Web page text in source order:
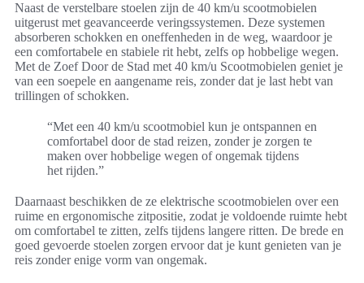
Naast de verstelbare stoelen zijn de 40 km/u scootmobielen
uitgerust met geavanceerde veringssystemen. Deze systemen
absorberen schokken en oneffenheden in de weg, waardoor je
een comfortabele en stabiele rit hebt, zelfs op hobbelige wegen.
Met de Zoef Door de Stad met 40 km/u Scootmobielen geniet je
van een soepele en aangename reis, zonder dat je last hebt van
trillingen of schokken.
“Met een 40 km/u scootmobiel kun je ontspannen en
comfortabel door de stad reizen, zonder je zorgen te
maken over hobbelige wegen of ongemak tijdens
het rijden.”
Daarnaast beschikken de ze elektrische scootmobielen over een
ruime en ergonomische zitpositie, zodat je voldoende ruimte hebt
om comfortabel te zitten, zelfs tijdens langere ritten. De brede en
goed gevoerde stoelen zorgen ervoor dat je kunt genieten van je
reis zonder enige vorm van ongemak.